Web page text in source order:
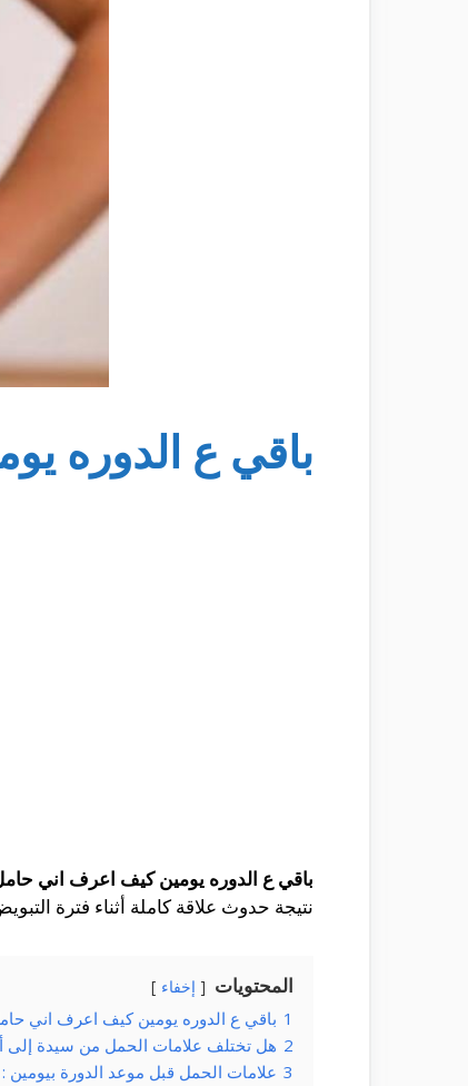
باقي ع الدوره
باقي ع الدوره يومين كيف اعرف اني
نتيجة حدوث علاقة كاملة أثناء فترة
المحتويات إخفاء
1 باقي ع الدوره يومين كيف اعرف اني
2 هل تختلف علامات الحمل من سيدة إلى
3 علامات الحمل قبل موعد الدورة بيومين :